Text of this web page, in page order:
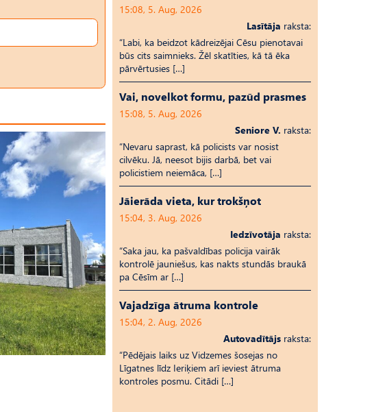
15:08, 5. Aug, 2026
Lasītāja raksta:
“Labi, ka beidzot kādreizējai Cēsu pienotavai
būs cits saimnieks. Žēl skatīties, kā tā ēka
pārvērtusies […]
Vai, novelkot formu, pazūd prasmes
15:08, 5. Aug, 2026
Seniore V. raksta:
“Nevaru saprast, kā policists var nosist
cilvēku. Jā, neesot bijis darbā, bet vai
policistiem neiemāca, […]
Jāierāda vieta, kur trokšņot
15:04, 3. Aug, 2026
Iedzīvotāja raksta:
“Saka jau, ka pašvaldības policija vairāk
kontrolē jauniešus, kas nakts stundās braukā
pa Cēsīm ar […]
Vajadzīga ātruma kontrole
15:04, 2. Aug, 2026
Autovadītājs raksta:
“Pēdējais laiks uz Vid­ze­mes šosejas no
Līgatnes līdz Ieriķiem arī ieviest ātruma
kontroles posmu. Citādi […]